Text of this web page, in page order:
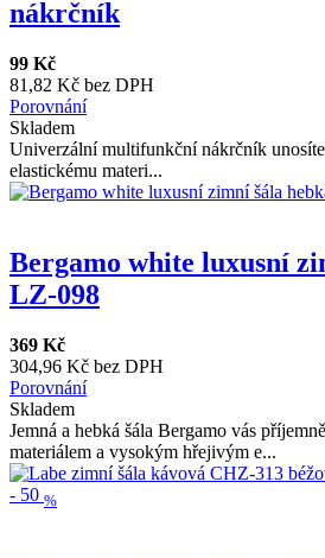
nákrčník
99 Kč
81,82 Kč bez DPH
Porovnání
Skladem
Univerzální multifunkční nákrčník
elastickému materi...
Bergamo white luxusní
LZ-098
369 Kč
304,96 Kč bez DPH
Porovnání
Skladem
Jemná a hebká šála Bergamo vás
materiálem a vysokým hřejivým e...
- 50 %